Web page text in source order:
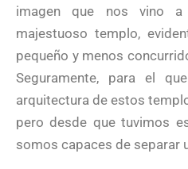
imagen que nos vino
majestuoso templo,
pequeño y menos
Seguramente, para el
arquitectura de estos
pero desde que tuvimos
somos capaces de separar